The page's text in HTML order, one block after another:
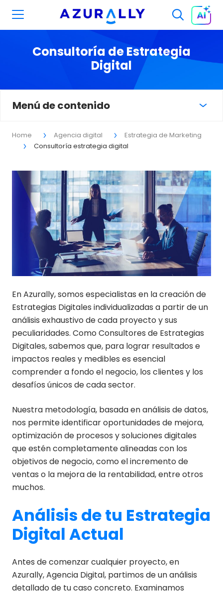
Consultoría de Estrategia
Digital
Home Agencia digital
Estrategia de Marketing
Consultoría estrategia digital
Menú de contenido
En Azurally, somos especialistas en la creación de
Estrategias Digitales individualizadas a partir de un
análisis exhaustivo de cada proyecto y sus
peculiaridades. Como Consultores de Estrategias
Digitales, sabemos que, para lograr resultados e
impactos reales y medibles es esencial
comprender a fondo el negocio, los clientes y los
desafíos únicos de cada sector.
Nuestra metodología, basada en análisis de datos,
nos permite identificar oportunidades de mejora,
optimización de procesos y soluciones digitales
que estén completamente alineadas con los
objetivos de negocio, como el incremento de
ventas o la mejora de la rentabilidad, entre otros
muchos.
Análisis de tu Estrategia
Digital Actual
Antes de comenzar cualquier proyecto, en
Azurally, Agencia Digital, partimos de un análisis
detallado de tu caso concreto. Examinamos